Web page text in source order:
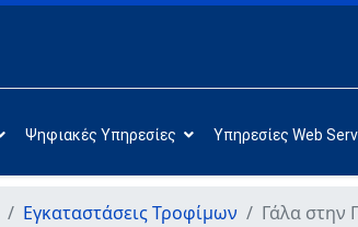
Ψηφιακές Υπηρεσίες Υπηρεσίες Web
Εγκαταστάσεις Τροφίμων Γάλα στην